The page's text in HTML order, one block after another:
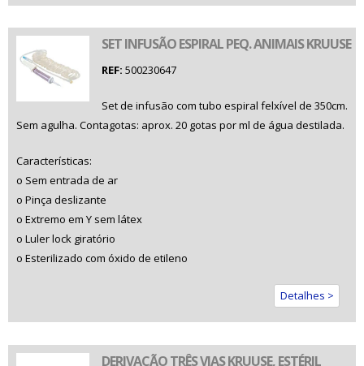
SET INFUSÃO ESPIRAL PEQ. ANIMAIS KRUUSE
REF: 500230647
Set de infusão com tubo espiral felxível de 350cm.
Sem agulha. Contagotas: aprox. 20 gotas por ml de água destilada.
Características:
o Sem entrada de ar
o Pinça deslizante
o Extremo em Y sem látex
o Luler lock giratório
o Esterilizado com óxido de etileno
Detalhes >
DERIVAÇÃO TRÊS VIAS KRUUSE, ESTÉRIL